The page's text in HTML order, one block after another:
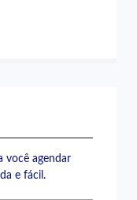
você agendar
e fácil.